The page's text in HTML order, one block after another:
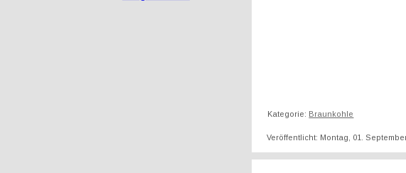
Kategorie: Braunkohle
Veröffentlicht: Montag, 01.